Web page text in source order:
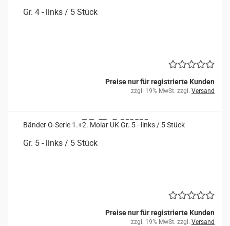
Gr. 4 - links / 5 Stück
Preise nur für registrierte Kunden
zzgl. 19% MwSt. zzgl. Versand
Bän­der O-​Serie 1.+2. Molar UK Gr. 5 - links / 5 Stück
Gr. 5 - links / 5 Stück
Preise nur für registrierte Kunden
zzgl. 19% MwSt. zzgl. Versand